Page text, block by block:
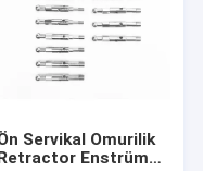
Servikal Omurilik
Enstrüman